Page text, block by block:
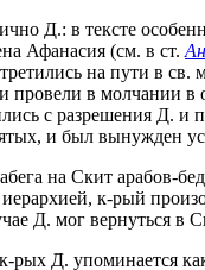
Д.: в тексте
Афанасия (см. в ст.
на пути в
в молчании
с разрешения Д.
и был вынужден
на Скит
к-рый
Д. мог вернуться
Д. упоминается